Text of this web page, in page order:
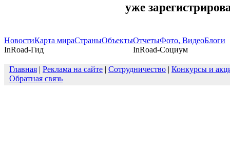
уже
НовостиКарта мираСтраныОбъектыОтчетыФото, ВидеоБлоги
InRoad-Гид
InRoad-Социум
Главная | Реклама на сайте | Сотрудничество | Конкурсы и
Обратная связь